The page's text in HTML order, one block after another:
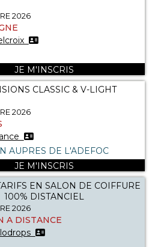
2026
JE M'INSCRIS
CLASSIC & V-LIGHT
2026
AUPRES DE L'ADEFOC
JE M'INSCRIS
EN SALON DE COIFFURE
100% DISTANCIEL
2026
A DISTANCE